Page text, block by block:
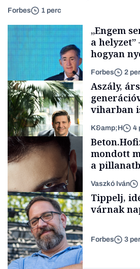
Forbes 1 perc
Elszámoltatás
„Engem
a
hogyan
Tisza-
Forbes 2
TÁMOGATÓI
TARTALOM
Aszály,
viharban
K&amp;H 4
Forbes-sztori
mondott
a
kimondani
Vaszkó Iván
Tippelj,
várnak
Forbes 3